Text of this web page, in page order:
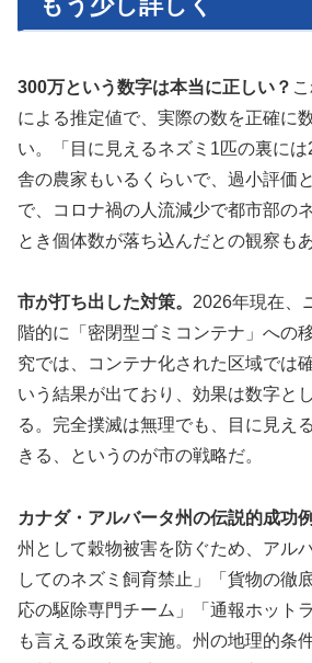
300万という数字は本当に正しい？
による推定値で、実際の数を正確に
い。「目に見えるネズミ1匹の裏に
舎の農家もいるくらいで、過小評価
で、コロナ禍の人流減少で都市部の
とき個体数が落ち込んだとの観察もあ
市が打ち出した対策。 2026年現在、
階的に「密閉型ゴミコンテナ」への
究では、コンテナ化された区域では
いう結果が出ており、効果は数字と
る。完全撲滅は無理でも、目に見え
きる、というのが市の戦略だ。
カナダ・アルバータ州の伝説的成功例
州として穀物被害を防ぐため、アル
してのネズミ飼育禁止」「貨物の徹
応の駆除専門チーム」「通報ホット
も言える政策を実施。州の地理的条